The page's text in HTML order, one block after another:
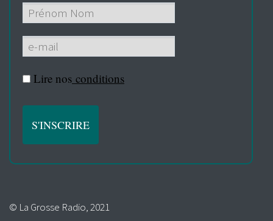
Lire nos conditions
© La Grosse Radio, 2021